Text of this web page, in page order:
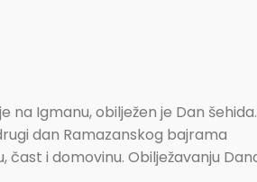
Igmanu, obilježen je Dan šehida.
dan Ramazanskog bajrama
i domovinu. Obilježavanju